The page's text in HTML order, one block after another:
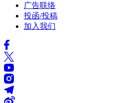
广告联络
投函/投稿
加入我们